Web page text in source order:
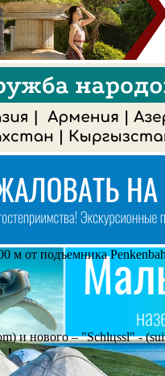
м от подъемника
и нового – "Schlцssl" -